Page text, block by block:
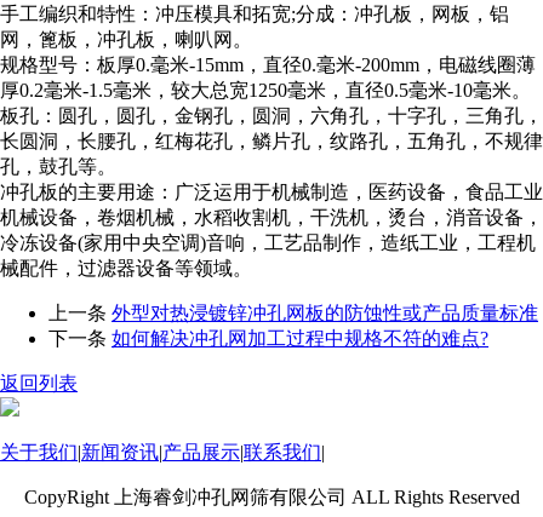
手工编织和特性：冲压模具和拓宽;分成：冲孔板，网板，铝
网，篦板，冲孔板，喇叭网。
规格型号：板厚0.毫米-15mm，直径0.毫米-200mm，电磁线圈薄
厚0.2毫米-1.5毫米，较大总宽1250毫米，直径0.5毫米-10毫米。
板孔：圆孔，圆孔，金钢孔，圆洞，六角孔，十字孔，三角孔，
长圆洞，长腰孔，红梅花孔，鳞片孔，纹路孔，五角孔，不规律
孔，鼓孔等。
冲孔板的主要用途：广泛运用于机械制造，医药设备，食品工业
机械设备，卷烟机械，水稻收割机，干洗机，烫台，消音设备，
冷冻设备(家用中央空调)音响，工艺品制作，造纸工业，工程机
械配件，过滤器设备等领域。
上一条 外型对热浸镀锌冲孔网板的防蚀性或产品质量标准
下一条 如何解决冲孔网加工过程中规格不符的难点?
返回列表
关于我们|新闻资讯|产品展示|联系我们|
CopyRight 上海睿剑冲孔网筛有限公司 ALL Rights Reserved